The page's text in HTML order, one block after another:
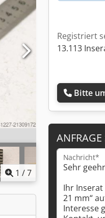
1 /7
Registriert
13.113
Bitte
ANFRAGE
Nachricht*